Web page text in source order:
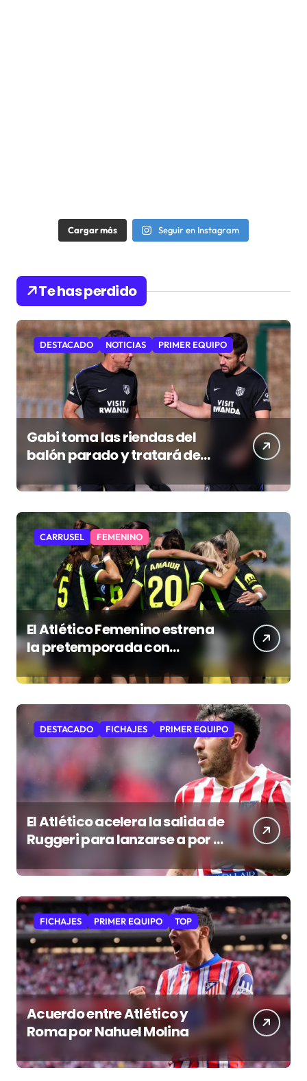
Cargar más Seguir en Instagram
Te has perdido
DESTACADO NOTICIAS PRIMER EQUIPO
Gabi toma las riendas del
balón parado y tratará de
resucitar una faceta que
Simeone desea recuperar
CARRUSEL FEMENINO
El Atlético Femenino estrena
la pretemporada con
empate
DESTACADO FICHAJES PRIMER EQUIPO
El Atlético acelera la salida de
Ruggeri para lanzarse a por el
FICHAJES PRIMER EQUIPO TOP
Acuerdo entre Atlético y
Roma por Nahuel Molina